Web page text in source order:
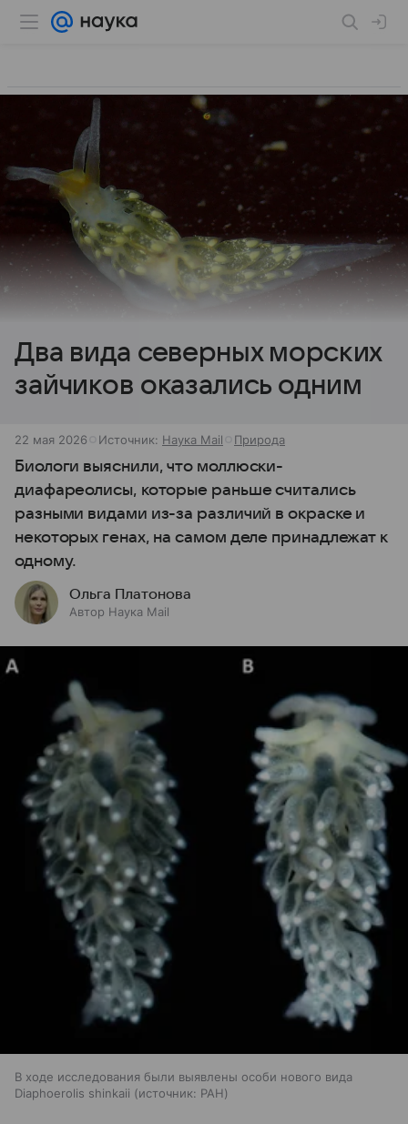
Два вида северных морских
зайчиков оказались одним
22 мая 2026 Источник: Наука Mail Природа
Биологи выяснили, что моллюски-
диафареолисы, которые раньше считались
разными видами из-за различий в окраске и
некоторых генах, на самом деле принадлежат к
одному.
Ольга Платонова
Автор Наука Mail
В ходе исследования были выявлены особи нового вида
Diaphoerolis shinkaii
источник: РАН